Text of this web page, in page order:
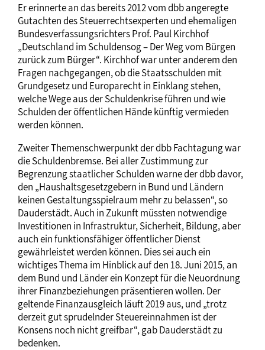
Er erinnerte an das bereits 2012 vom dbb angeregte
Gutachten des Steuerrechtsexperten und ehemaligen
Bundesverfassungsrichters Prof. Paul Kirchhof
„Deutschland im Schuldensog – Der Weg vom Bürgen
zurück zum Bürger“. Kirchhof war unter anderem den
Fragen nachgegangen, ob die Staatsschulden mit
Grundgesetz und Europarecht in Einklang stehen,
welche Wege aus der Schuldenkrise führen und wie
Schulden der öffentlichen Hände künftig vermieden
werden können.
Zweiter Themenschwerpunkt der dbb Fachtagung war
die Schuldenbremse. Bei aller Zustimmung zur
Begrenzung staatlicher Schulden warne der dbb davor,
den „Haushaltsgesetzgebern in Bund und Ländern
keinen Gestaltungsspielraum mehr zu belassen“, so
Dauderstädt. Auch in Zukunft müssten notwendige
Investitionen in Infrastruktur, Sicherheit, Bildung, aber
auch ein funktionsfähiger öffentlicher Dienst
gewährleistet werden können. Dies sei auch ein
wichtiges Thema im Hinblick auf den 18. Juni 2015, an
dem Bund und Länder ein Konzept für die Neuordnung
ihrer Finanzbeziehungen präsentieren wollen. Der
geltende Finanzausgleich läuft 2019 aus, und „trotz
derzeit gut sprudelnder Steuereinnahmen ist der
Konsens noch nicht greifbar“, gab Dauderstädt zu
bedenken.